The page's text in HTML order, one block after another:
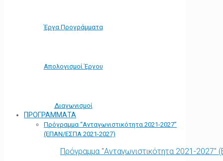
Έργα Προγράμματα
Απολογισμοί Έργου
Διαγωνισμοί
ΠΡΟΓΡΑΜΜΑΤΑ
Πρόγραμμα “Ανταγωνιστικότητα 2021-2027”
(ΕΠΑΝ/ΕΣΠΑ 2021-2027)
Πρόγραμμα "Ανταγωνιστικότητα 2021-